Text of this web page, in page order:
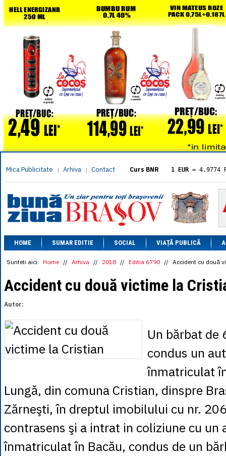
Mica Publicitate | Arhiva | Contact Curs BNR 1 EUR = 4.9774
= 5.8304
1 XAU= 464.4611
1 AED= 1.1933
1 AUD= 2.7957
1 BGN= 2.5449
1 CAD= 3.1559
1 CHF= 5.2813
1 CNY= 0.6015
1 DKK = 0.6668
1 EGP= 0.0860
1 MDL= 0.2538
1 NOK
= 0.4191
1 PLN= 1.1646
1 RUB= 0.0530
1 SEK= 0.4526
1 TRY= 0.1141
1 UAH= 0.1048
1 XDR
= 5.9383
1 ZAR
= 0.2318
HOME SUMAR EDITIE SOCIAL VIAȚĂ PUBLICĂ
Sunteti aici: Home // Arhiva // 2018 // Editia 6790 // Accident cu două
Accident cu două victime la
Autor:
Un bărbat de
condus un
înmatriculat
Lungă, din comuna Cristian, dinspre
Zărneşti, în dreptul imobilului cu nr.
contrasens şi a intrat in coliziune cu un
înmatriculat în Bacău, condus de un